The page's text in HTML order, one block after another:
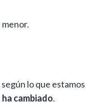
lo que estamos
ha cambiado.